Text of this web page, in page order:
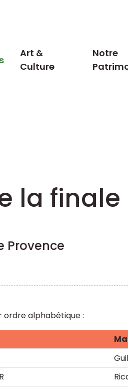
Art &
Culture
Notre
la
Provence
ordre alphabétique :